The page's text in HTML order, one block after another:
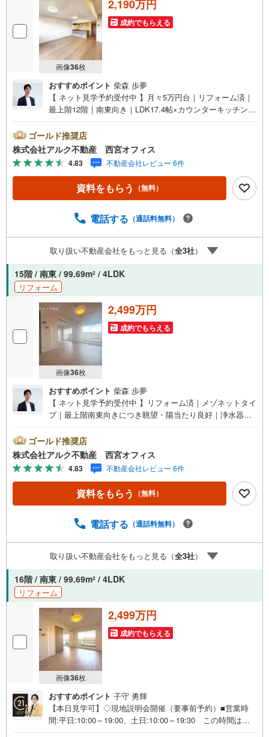
画像36枚
2,190万円
成約でもらえる
おすすめポイント 柴森 歩夢
【 ネット見学予約受付中 】月々5万円台｜リフォーム済｜
最上階12階｜南東向き｜LDK17.4帖×カウンターキッチン｜
団地前駅」徒歩11分！■最上階12階部分、南東向き住戸！■
専有面積74.11平米の3LDKプラン！■総戸数616邸のビッグ
コミュニティ！【 リフォーム内容（2026年2月中旬完
成）】システムキッチン交換/ユニットバス交換/洗面化粧台
交換/トイレ交換/建具交換/全室クロス貼替/床材貼替/ハウス
クリーニング他【 アルク不動産について 】当社はJRさく
中の物件に限らず、阪神間エリアを中心に幅広い物件をご
備しており、お子さま連れでも安心してご来店いただけま
す。住宅ローンに強く、事前審査のサポートや金融機関の
ご提案、お客様一人ひとりに合わせた無理のない資金計画
のご提案までトータルでサポートいたします。ローンに不
安のある方もお気軽にご相談ください。
ゴールド推奨店
株式会社アルク不動産 西宮オフィス
4.83 不動産会社レビュー 6件
資料をもらう （無料）
電話する （通話料無料）
取り扱い不動産会社をもっと見る（全3社）
15階 / 南東 / 99.69m2 / 4LDK
リフォーム
画像36枚
2,499万円
成約でもらえる
おすすめポイント 柴森 歩夢
【 ネット見学予約受付中 】リフォーム済｜メゾネットタイ
プ｜最上階南東向きにつき眺望・陽当たり良好｜浄水器付
ォーム内容（2026年5月完成）】＜水回り＞システムキッ
チン/ユニットバス/トイレ/洗面化粧台＜内装＞クロス貼替/
フローリング貼替/クッションフロア貼替/照明器具/分電盤/
スイッチコンセント/給湯器/ハウスクリーニング【 周辺環
境 】■高須西小学校:徒歩9分（693m）■高須中学校:徒歩10
分（813m）■コープ武庫川:徒歩2分（197m）【 アルク不
に店舗を構えております。掲載中の物件に限らず、阪神間
ースやおむつ替えスペースも完備しており、お子さま連れ
でも安心してご来店いただけます。住宅ローンに強く、事
前審査のサポートや金融機関のご提案、お客様一人ひとり
に合わせた無理のない資金計画のご提案までトータルでサ
ポートいたします。ローンに不安のある方もお気軽にご相
談ください。
ゴールド推奨店
株式会社アルク不動産 西宮オフィス
4.83 不動産会社レビュー 6件
資料をもらう （無料）
電話する （通話料無料）
取り扱い不動産会社をもっと見る（全3社）
16階 / 南東 / 99.69m2 / 4LDK
リフォーム
画像36枚
2,499万円
成約でもらえる
おすすめポイント 子守 勇輝
【本日見学可】◇現地説明会開催（要事前予約）■営業時
間:平日:10:00～19:00、土日:10:00～19:30 この時間はお